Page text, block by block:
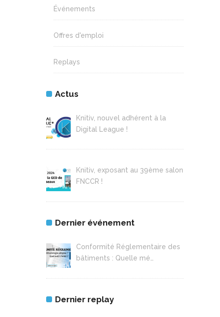
Événements
Offres d'emploi
Replays
Actus
Knitiv, nouvel adhérent à la
Digital League !
Knitiv, exposant au 39ème salon
FNCCR !
Dernier événement
Conformité Réglementaire des
bâtiments : Quelle mé…
Dernier replay